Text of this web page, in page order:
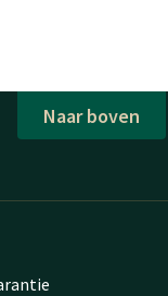
Naar boven